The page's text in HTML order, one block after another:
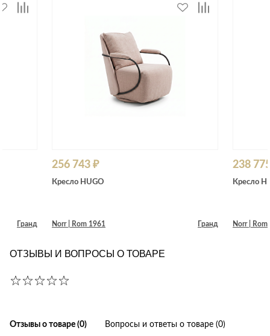
Гранд
256 743 ₽
Кресло HUGO
Norr | Rom 1961 Гранд
238
Кресло
Norr | Rom
ОТЗЫВЫ И ВОПРОСЫ О ТОВАРЕ
Отзывы о товаре (0) Вопросы и ответы о товаре (0)